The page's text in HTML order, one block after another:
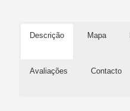
Descrição Mapa
Avaliações Contacto